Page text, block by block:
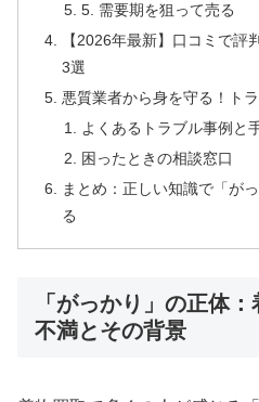
5. 需要期を狙って売る
【2026年最新】口コミで評
3選
悪質業者から身を守る！ト
よくあるトラブル事例と
困ったときの相談窓口
まとめ：正しい知識で「が
る
「がっかり」の正体
不満とその背景